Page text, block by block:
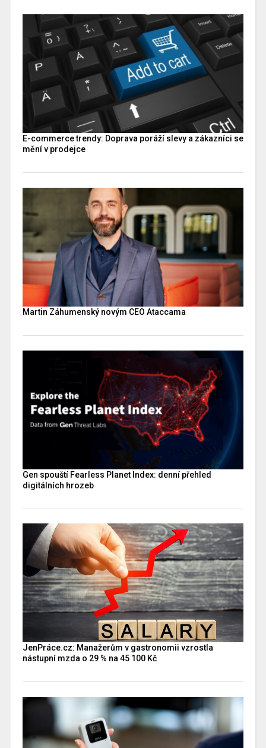
E-commerce trendy: Doprava poráží slevy a zákazníci se
mění v prodejce
Martin Záhumenský novým CEO Ataccama
Gen spouští Fearless Planet Index: denní přehled
digitálních hrozeb
JenPráce.cz: Manažerům v gastronomii vzrostla
nástupní mzda o 29 % na 45 100 Kč